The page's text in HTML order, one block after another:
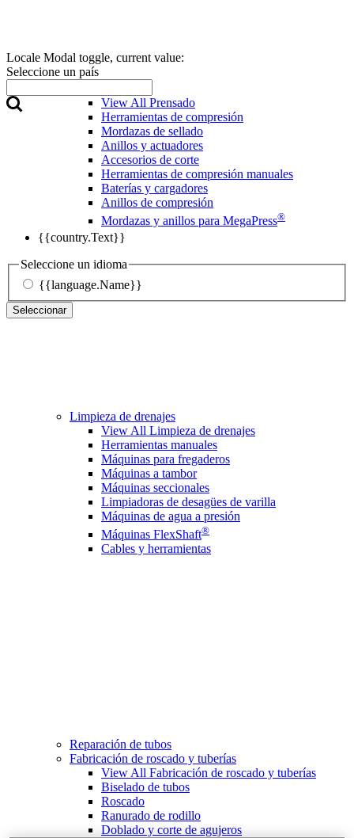
Locale Modal toggle, current value:
Seleccione un país
{{country.Text}}
Seleccione un idioma
{{language.Name}}
Seleccionar
View All Prensado
Herramientas de compresión
Mordazas de sellado
Anillos y actuadores
Accesorios de corte
Herramientas de compresión manuales
Baterías y cargadores
Anillos de compresión
Mordazas y anillos para MegaPress®
Limpieza de drenajes
View All Limpieza de drenajes
Herramientas manuales
Máquinas para fregaderos
Máquinas a tambor
Máquinas seccionales
Limpiadoras de desagües de varilla
Máquinas de agua a presión
Máquinas FlexShaft®
Cables y herramientas
Reparación de tubos
Fabricación de roscado y tuberías
View All Fabricación de roscado y tuberías
Biselado de tubos
Roscado
Ranurado de rodillo
Doblado y corte de agujeros